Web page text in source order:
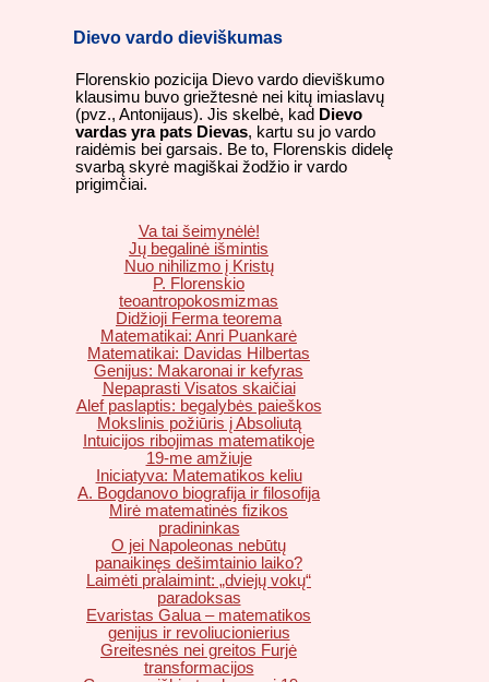
Dievo vardo dieviškumas
Florenskio pozicija Dievo vardo dieviškumo
klausimu buvo griežtesnė nei kitų imiaslavų
(pvz., Antonijaus). Jis skelbė, kad Dievo
vardas yra pats Dievas, kartu su jo vardo
raidėmis bei garsais. Be to, Florenskis didelę
svarbą skyrė magiškai žodžio ir vardo
prigimčiai.
Va tai šeimynėlė!
Jų begalinė išmintis
Nuo nihilizmo į Kristų
P. Florenskio
teoantropokosmizmas
Didžioji Ferma teorema
Matematikai: Anri Puankarė
Matematikai: Davidas Hilbertas
Genijus: Makaronai ir kefyras
Nepaprasti Visatos skaičiai
Alef paslaptis: begalybės paieškos
Mokslinis požiūris į Absoliutą
Intuicijos ribojimas matematikoje
19-me amžiuje
Iniciatyva: Matematikos keliu
A. Bogdanovo biografija ir filosofija
Mirė matematinės fizikos
pradininkas
O jei Napoleonas nebūtų
panaikinęs dešimtainio laiko?
Laimėti pralaimint: „dviejų vokų“
paradoksas
Evaristas Galua – matematikos
genijus ir revoliucionierius
Greitesnės nei greitos Furjė
transformacijos